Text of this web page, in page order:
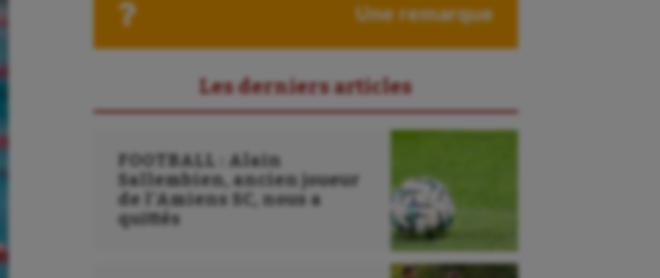
Une remarque
Les derniers articles
FOOTBALL : Alain
Sallembien, ancien joueur
de l’Amiens SC, nous a
quittés